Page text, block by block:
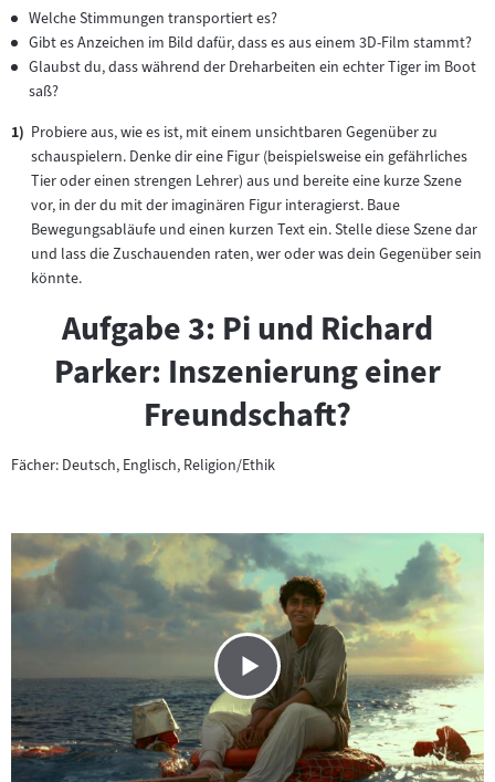
Welche Stimmungen transportiert es?
Gibt es Anzeichen im Bild dafür, dass es aus einem 3D-Film stammt?
Glaubst du, dass während der Dreharbeiten ein echter Tiger im Boot
saß?
Probiere aus, wie es ist, mit einem unsichtbaren Gegenüber zu
schauspielern. Denke dir eine Figur (beispielsweise ein gefährliches
Tier oder einen strengen Lehrer) aus und bereite eine kurze Szene
vor, in der du mit der imaginären Figur interagierst. Baue
Bewegungsabläufe und einen kurzen Text ein. Stelle diese Szene dar
und lass die Zuschauenden raten, wer oder was dein Gegenüber sein
könnte.
Aufgabe 3: Pi und Richard
Parker: Inszenierung einer
Freundschaft?
Fächer: Deutsch, Englisch, Religion/Ethik